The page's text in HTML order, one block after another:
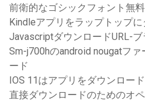
前衛的なゴシックフォント無
Kindleアプリをラップトップ
JavascriptダウンロードURL-
Sm-j700hのandroid nougatフ
ード
IOS 11はアプリをダウンロー
直接ダウンロードのためのオ